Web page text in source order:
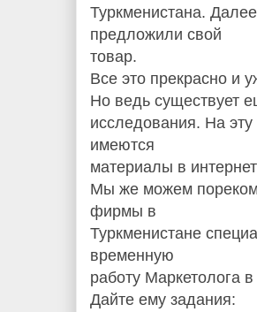
Туркменистана.
предложили свой
товар.
Все это прекрасно и
Но ведь существует
исследования. На эту
имеются
материалы в
Мы же можем
фирмы в
Туркменистане
временную
работу Маркетолога
Дайте ему задания: